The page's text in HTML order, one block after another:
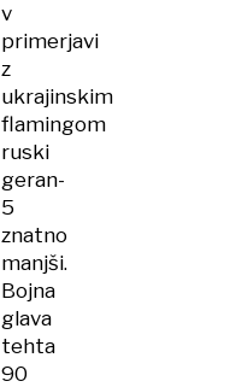
v
primerjavi
z
ukrajinskim
flamingom
ruski
geran-
5
znatno
manjši.
Bojna
glava
tehta
90